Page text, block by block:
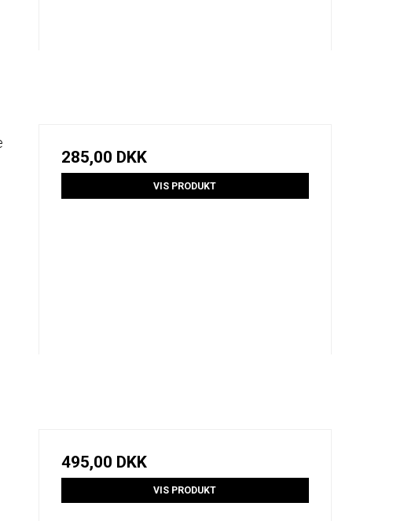
285,00 DKK
VIS PRODUKT
495,00 DKK
VIS PRODUKT